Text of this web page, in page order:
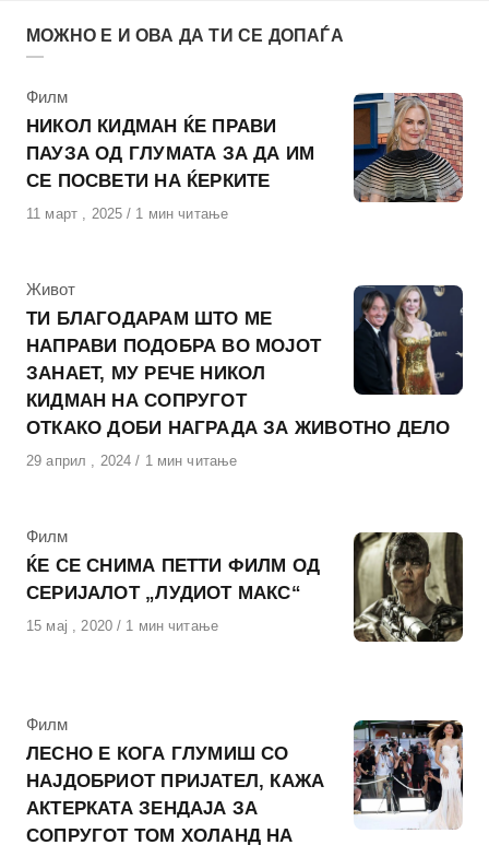
МОЖНО Е И ОВА ДА ТИ СЕ ДОПАЃА
КАтегорија
Филм
НИКОЛ КИДМАН ЌЕ ПРАВИ
ПАУЗА ОД ГЛУМАТА ЗА ДА ИМ
СЕ ПОСВЕТИ НА ЌЕРКИТЕ
Објавено
11 март , 2025 1 мин читање
КАтегорија
Живот
ТИ БЛАГОДАРАМ ШТО МЕ
НАПРАВИ ПОДОБРА ВО МОЈОТ
ЗАНАЕТ, МУ РЕЧЕ НИКОЛ
КИДМАН НА СОПРУГОТ
ОТКАКО ДОБИ НАГРАДА ЗА ЖИВОТНО ДЕЛО
Објавено
29 април , 2024 1 мин читање
КАтегорија
Филм
ЌЕ СЕ СНИМА ПЕТТИ ФИЛМ ОД
СЕРИЈАЛОТ „ЛУДИОТ МАКС“
Објавено
15 мај , 2020 1 мин читање
КАтегорија
Филм
ЛЕСНО Е КОГА ГЛУМИШ СО
НАЈДОБРИОТ ПРИЈАТЕЛ, КАЖА
АКТЕРКАТА ЗЕНДАЈА ЗА
СОПРУГОТ ТОМ ХОЛАНД НА